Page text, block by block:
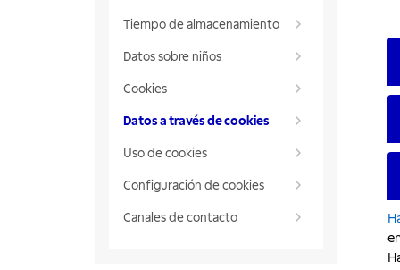
Tiempo de almacenamiento
Datos sobre niños
Cookies
Datos a través de cookies
Uso de cookies
Configuración de cookies
Canales de contacto